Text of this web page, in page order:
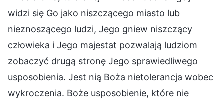
widzi się Go jako niszczącego miasto lub
nieznoszącego ludzi, Jego gniew niszczący
człowieka i Jego majestat pozwalają ludziom
zobaczyć drugą stronę Jego sprawiedliwego
usposobienia. Jest nią Boża nietolerancja wobec
wykroczenia. Boże usposobienie, które nie